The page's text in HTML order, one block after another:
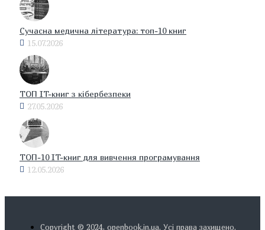
Сучасна медична література: топ-10 книг
15.07.2026
ТОП IT-книг з кібербезпеки
27.05.2026
ТОП-10 IT-книг для вивчення програмування
12.05.2026
Copyright © 2024, openbook.in.ua. Усі права захищено.